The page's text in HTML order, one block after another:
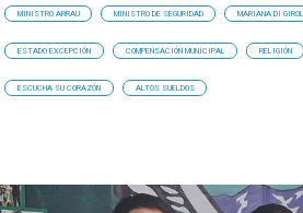
MINISTRO ARRAU MINISTRO DE SEGURIDAD MARIANA DI
ESTADO EXCEPCIÓN COMPENSACIÓN MUNICIPAL RELIGIÓN
ESCUCHA SU CORAZÓN ALTOS SUELDOS